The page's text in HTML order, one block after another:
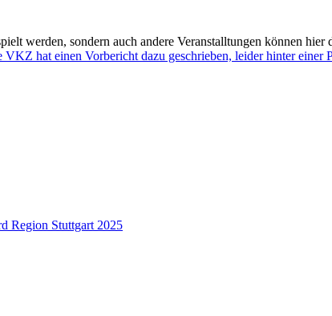
werden, sondern auch andere Veranstalltungen können
VKZ hat einen Vorbericht dazu geschrieben, leider hinter einer
Region Stuttgart 2025